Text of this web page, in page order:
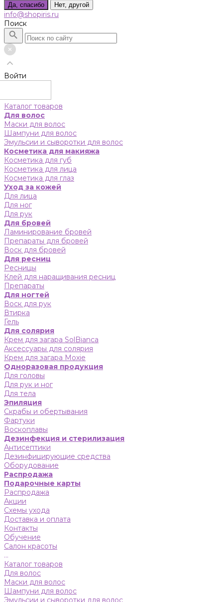
Да, спасибо Нет, другой
info@shopiris.ru
Поиск
Войти
Каталог товаров
Для волос
Маски для волос
Шампуни для волос
Эмульсии и сыворотки для волос
Косметика для макияжа
Косметика для губ
Косметика для лица
Косметика для глаз
Уход за кожей
Для лица
Для ног
Для рук
Для бровей
Ламинирование бровей
Препараты для бровей
Воск для бровей
Для ресниц
Ресницы
Клей для наращивания ресниц
Препараты
Для ногтей
Воск для рук
Втирка
Гель
Для солярия
Крем для загара SolBianca
Аксессуары для солярия
Крем для загара Moxie
Одноразовая продукция
Для головы
Для рук и ног
Для тела
Эпиляция
Скрабы и обертывания
Фартуки
Воскоплавы
Дезинфекция и стерилизация
Антисептики
Дезинфицирующие средства
Оборудование
Распродажа
Подарочные карты
Распродажа
Акции
Схемы ухода
Доставка и оплата
Контакты
Обучение
Салон красоты
...
Каталог товаров
Для волос
Маски для волос
Шампуни для волос
Эмульсии и сыворотки для волос